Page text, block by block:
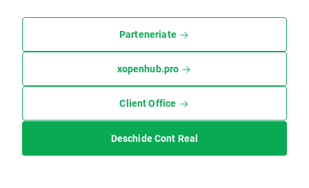
Parteneriate
xopenhub.pro
Client Office
Deschide Cont Real